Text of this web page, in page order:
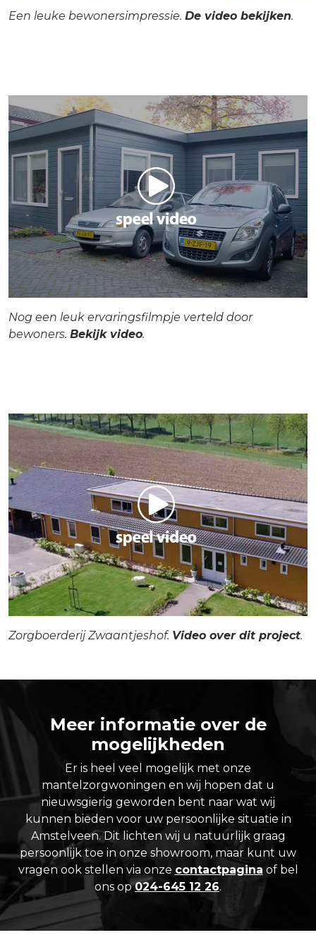
Een leuke bewonersimpressie. De video bekijken.
Nog een leuk ervaringsfilmpje verteld door
bewoners. Bekijk video.
Zorgboerderij Zwaantjeshof. Video over dit project.
Meer informatie over de
mogelijkheden
Er is heel veel mogelijk met onze
mantelzorgwoningen en wij hopen dat u
nieuwsgierig geworden bent naar wat wij
kunnen bieden voor uw persoonlijke situatie in
Amstelveen. Dit lichten wij u natuurlijk graag
persoonlijk toe in onze showroom, maar kunt uw
vragen ook stellen via onze contactpagina of bel
ons op024-645 12 26.